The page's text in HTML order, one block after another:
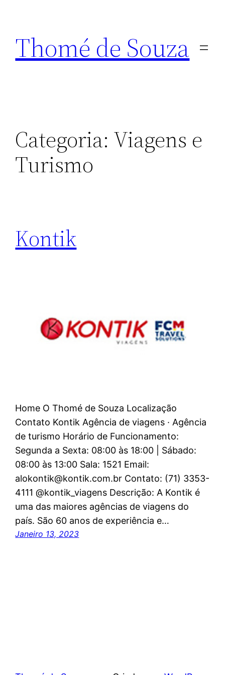
Thomé de Souza
Categoria: Viagens e
Turismo
Kontik
Home O Thomé de Souza Localização
Contato Kontik Agência de viagens · Agência
de turismo Horário de Funcionamento:
Segunda a Sexta: 08:00 às 18:00 | Sábado:
08:00 às 13:00 Sala: 1521 Email:
alokontik@kontik.com.br Contato: (71) 3353-
4111 @kontik_viagens Descrição: A Kontik é
uma das maiores agências de viagens do
país. São 60 anos de experiência e…
Janeiro 13, 2023